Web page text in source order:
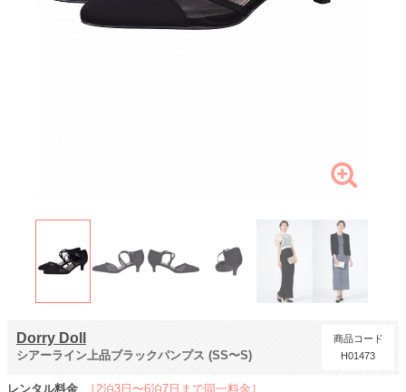
Dorry Doll
シアーライン上品ブラックパンプス (SS〜S)
商品コード
H01473
［2泊3日〜6泊7日まで同一料金］
レンタル料金